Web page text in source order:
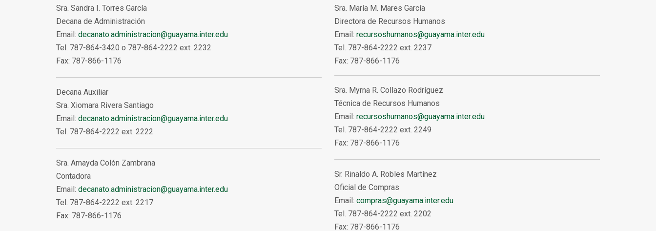
Sra. Sandra I. Torres García
Decana de Administración
Email: decanato.administracion@guayama.inter.edu
Tel. 787-864-3420 o 787-864-2222 ext. 2232
Fax: 787-866-1176
Decana Auxiliar
Sra. Xiomara Rivera Santiago
Email: decanato.administracion@guayama.inter.edu
Tel. 787-864-2222 ext. 2222
Sra. Amayda Colón Zambrana
Contadora
Email: decanato.administracion@guayama.inter.edu
Tel. 787-864-2222 ext. 2217
Fax: 787-866-1176
Sra. María M. Mares García
Directora de Recursos Humanos
Email:recursoshumanos@guayama.inter.edu
Tel. 787-864-2222 ext. 2237
Fax: 787-866-1176
Sra. Myrna R. Collazo Rodríguez
Técnica de Recursos Humanos
Email:recursoshumanos@guayama.inter.edu
Tel. 787-864-2222 ext. 2249
Fax: 787-866-1176
Sr. Rinaldo A. Robles Martínez
Oficial de Compras
Email:compras@guayama.inter.edu
Tel. 787-864-2222 ext. 2202
Fax: 787-866-1176